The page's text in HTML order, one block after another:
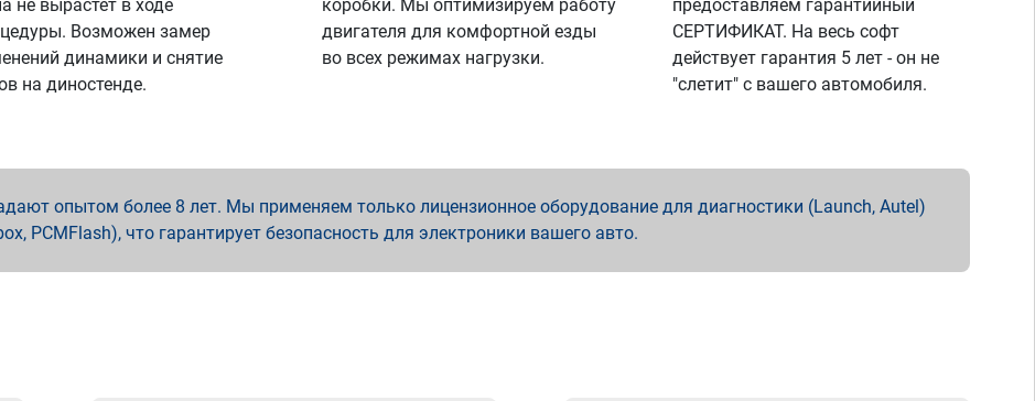
не вырастет в ходе
Возможен замер
динамики и снятие
на диностенде.
коробки. Мы оптимизируем работу
двигателя для комфортной езды
во всех режимах нагрузки.
предоставляем гарантийный
СЕРТИФИКАТ. На весь софт
действует гарантия 5 лет - он не
"слетит" с вашего автомобиля.
опытом более 8 лет. Мы применяем только лицензионное оборудование для диагностики (Launch, Autel)
PCMFlash), что гарантирует безопасность для электроники вашего авто.